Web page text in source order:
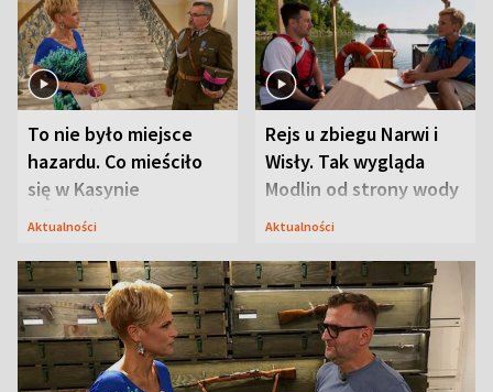
To nie było miejsce
hazardu. Co mieściło
się w Kasynie
Oficerskim?
Aktualności
Rejs u zbiegu Narwi i
Wisły. Tak wygląda
Modlin od strony wody
Aktualności